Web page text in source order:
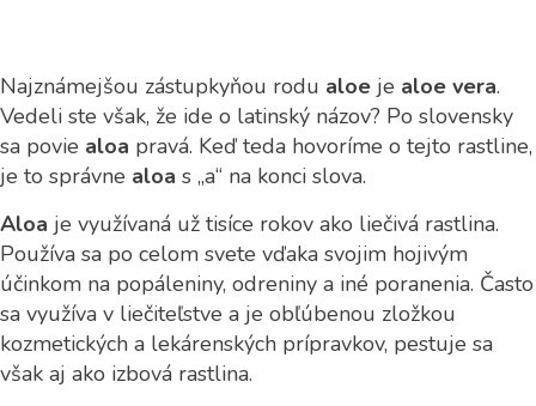
Najznámejšou zástupkyňou rodu aloe je aloe vera.
Vedeli ste však, že ide o latinský názov? Po slovensky
sa povie aloa pravá. Keď teda hovoríme o tejto rastline,
je to správne aloa s „a“ na konci slova.
Aloa je využívaná už tisíce rokov ako liečivá rastlina.
Používa sa po celom svete vďaka svojim hojivým
účinkom na popáleniny, odreniny a iné poranenia. Často
sa využíva v liečiteľstve a je obľúbenou zložkou
kozmetických a lekárenských prípravkov, pestuje sa
však aj ako izbová rastlina.